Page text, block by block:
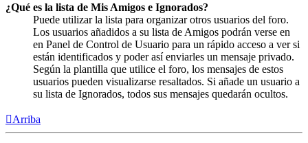
¿Qué es la lista de Mis Amigos e Ignorados?
Puede utilizar la lista para organizar otros usuarios del foro.
Los usuarios añadidos a su lista de Amigos podrán verse en
en Panel de Control de Usuario para un rápido acceso a ver si
están identificados y poder así enviarles un mensaje privado.
Según la plantilla que utilice el foro, los mensajes de estos
usuarios pueden visualizarse resaltados. Si añade un usuario a
su lista de Ignorados, todos sus mensajes quedarán ocultos.
Arriba